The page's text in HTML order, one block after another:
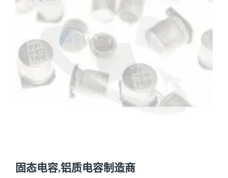
固态电容,铝质电容制造商